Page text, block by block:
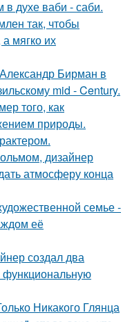
духе ваби - саби.
так, чтобы
мягко их
Бирман в
mid - Century.
того, как
природы.
дизайнер
атмосферу конца
семье -
её
создал два
функциональную
Никакого Глянца